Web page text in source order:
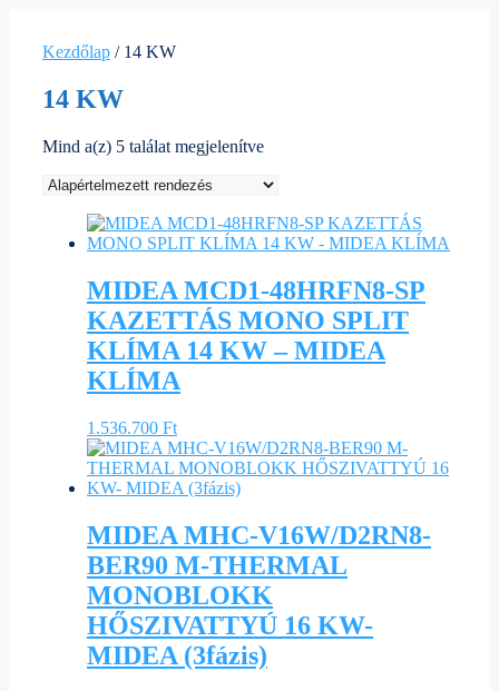
Kezdőlap / 14 KW
14 KW
Mind a(z) 5 találat megjelenítve
MIDEA MCD1-48HRFN8-SP
KAZETTÁS MONO SPLIT
KLÍMA 14 KW – MIDEA
KLÍMA
1.536.700 Ft
MIDEA MHC-V16W/D2RN8-
BER90 M-THERMAL
MONOBLOKK
HŐSZIVATTYÚ 16 KW-
MIDEA (3fázis)